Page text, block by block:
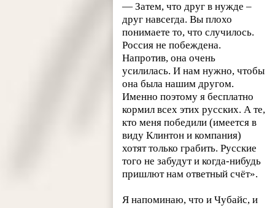
— Затем, что друг в нужде –
друг навсегда. Вы плохо
понимаете то, что случилось.
Россия не побеждена.
Напротив, она очень
усилилась. И нам нужно, чтобы
она была нашим другом.
Именно поэтому я бесплатно
кормил всех этих русских. А те,
кто меня победили (имеется в
виду Клинтон и компания)
хотят только грабить. Русские
того не забудут и когда-нибудь
пришлют нам ответный счёт».
Я напоминаю, что и Чубайс, и